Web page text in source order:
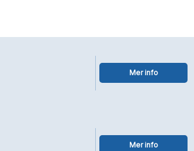
Mer info
Mer info